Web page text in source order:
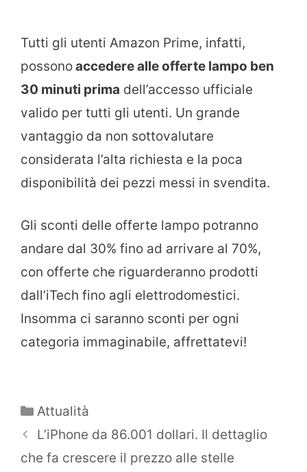
Tutti gli utenti Amazon Prime, infatti,
possonoaccedere alle offerte lampo ben
30 minuti prima dell’accesso ufficiale
valido per tutti gli utenti. Un grande
vantaggio da non sottovalutare
considerata l’alta richiesta e la poca
disponibilità dei pezzi messi in svendita.
Gli sconti delle offerte lampo potranno
andare dal 30% fino ad arrivare al 70%,
con offerte che riguarderanno prodotti
dall’iTech fino agli elettrodomestici.
Insomma ci saranno sconti per ogni
categoria immaginabile, affrettatevi!
Categorie
Attualità
L’iPhone da 86.001 dollari. Il dettaglio
che fa crescere il prezzo alle stelle